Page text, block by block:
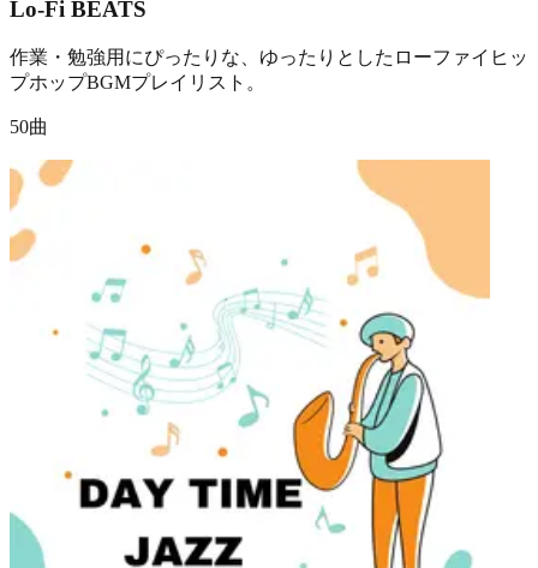
Lo-Fi BEATS
作業・勉強用にぴったりな、ゆったりとしたローファイヒッ
プホップBGMプレイリスト。
50曲